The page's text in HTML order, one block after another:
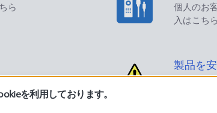
ら
個人のお
入はこちら
製品を
を利用しております。